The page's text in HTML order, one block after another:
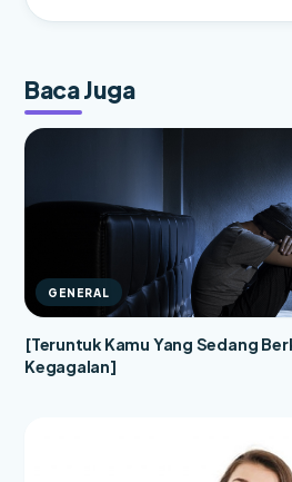
Baca Juga
GENERAL
[Teruntuk Kamu Yang Sedang
Kegagalan]